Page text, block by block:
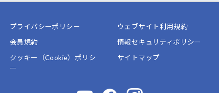
プライバシーポリシー
ウェブサイト利用規約
会員規約
情報セキュリティポリシー
クッキー（Cookie）ポリシ
ー
サイトマップ